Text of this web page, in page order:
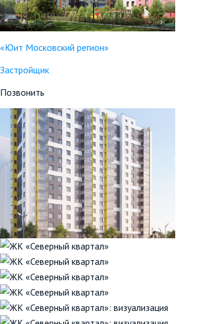
«Юит Московский регион»
Застройщик
Позвонить